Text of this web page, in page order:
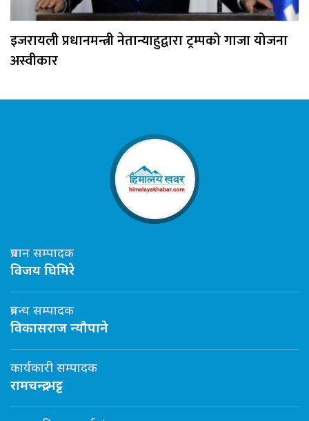
इजरायली प्रधानमन्त्री नेतान्याहुद्वारा ट्रम्पको गाजा योजना
अस्वीकार
प्रधान सम्पादक
विजय घिमिरे
प्रबन्ध सम्पादक
विकासराज न्यौपाने
कार्यकारी सम्पादक
रामचन्द्र भट्ट